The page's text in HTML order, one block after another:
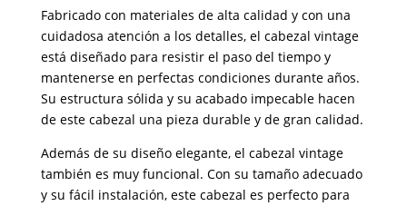
Fabricado con materiales de alta calidad y con una
cuidadosa atención a los detalles, el cabezal vintage
está diseñado para resistir el paso del tiempo y
mantenerse en perfectas condiciones durante años.
Su estructura sólida y su acabado impecable hacen
de este cabezal una pieza durable y de gran calidad.
Además de su diseño elegante, el cabezal vintage
también es muy funcional. Con su tamaño adecuado
y su fácil instalación, este cabezal es perfecto para